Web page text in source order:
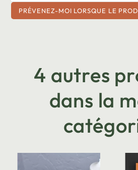
PRÉVENEZ-MOI LORSQUE LE
4 autres
dans la